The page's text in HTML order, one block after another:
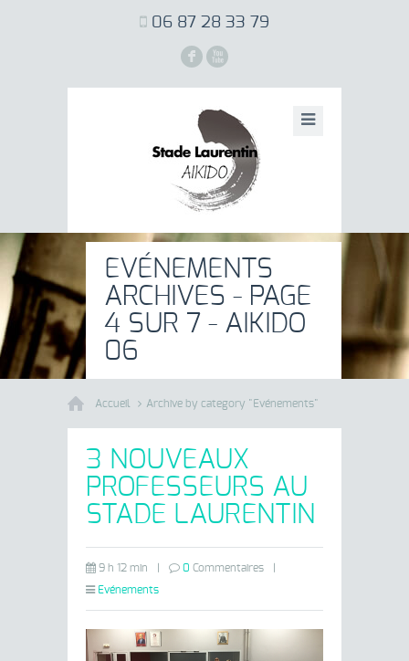
F X
06 87 28 33 79
EVÉNEMENTS
ARCHIVES - PAGE
4 SUR 7 - AIKIDO
06
Accueil Archive by category "Evénements"
3 NOUVEAUX
PROFESSEURS AU
STADE LAURENTIN
9 h 12 min 0 Commentaires
Evénements